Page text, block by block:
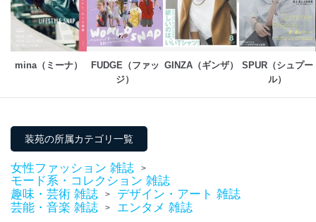
mina（ミーナ）
FUDGE（ファッ
ジ）
GINZA（ギンザ）
SPUR（シュプー
ル）
装苑の所属カテゴリ一覧
女性ファッション 雑誌 >
モード系・コレクション 雑誌
趣味・芸術 雑誌
>
デザイン・アート 雑誌
芸能・音楽 雑誌
> エンタメ 雑誌